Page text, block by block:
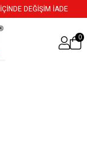
DEĞİŞİM İADE
0